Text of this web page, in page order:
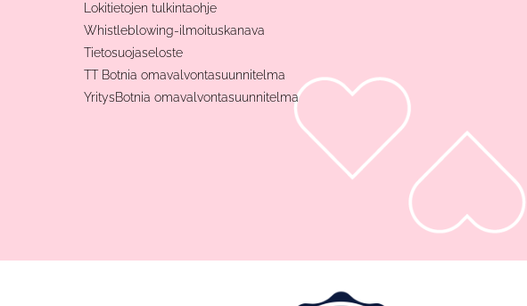
Lokitietojen tulkintaohje
Whistleblowing-ilmoituskanava
Tietosuojaseloste
TT Botnia omavalvontasuunnitelma
YritysBotnia omavalvontasuunnitelma